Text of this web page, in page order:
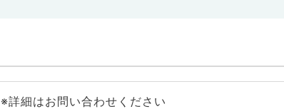
※詳細はお問い合わせください